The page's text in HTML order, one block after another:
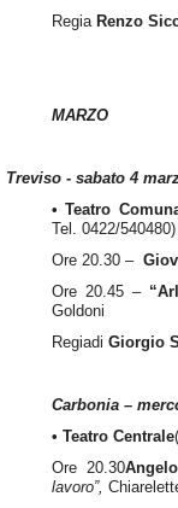
Regia Renzo
MARZO
Treviso - sabato 4
• Teatro
Tel. 0422/540480)
Ore 20.30 –
Ore 20.45 – “
Goldoni
Regiadi Giorgio
Carbonia –
• Teatro Centrale
Ore 20.30
lavoro”,